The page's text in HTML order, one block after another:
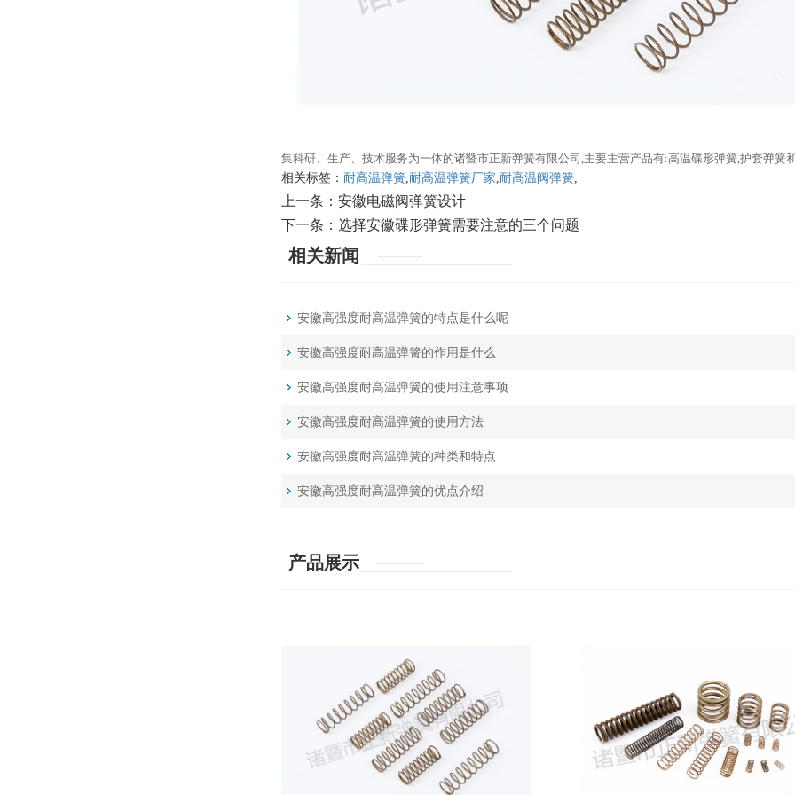
集科研、生产、技术服务为一体的诸暨市正新弹簧有限公司,主要主营产品有:高温碟形弹簧,护套弹簧
相关标签： 耐高温弹簧,耐高温弹簧厂家,耐高温阀弹簧,
上一条： 安徽电磁阀弹簧设计
下一条： 选择安徽碟形弹簧需要注意的三个问题
相关新闻
安徽高强度耐高温弹簧的特点是什么呢
安徽高强度耐高温弹簧的作用是什么
安徽高强度耐高温弹簧的使用注意事项
安徽高强度耐高温弹簧的使用方法
安徽高强度耐高温弹簧的种类和特点
安徽高强度耐高温弹簧的优点介绍
产品展示